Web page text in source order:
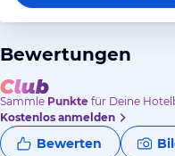
Bewertungen
Sammle Punkte für Deine
Kostenlos anmelden
Bewerten